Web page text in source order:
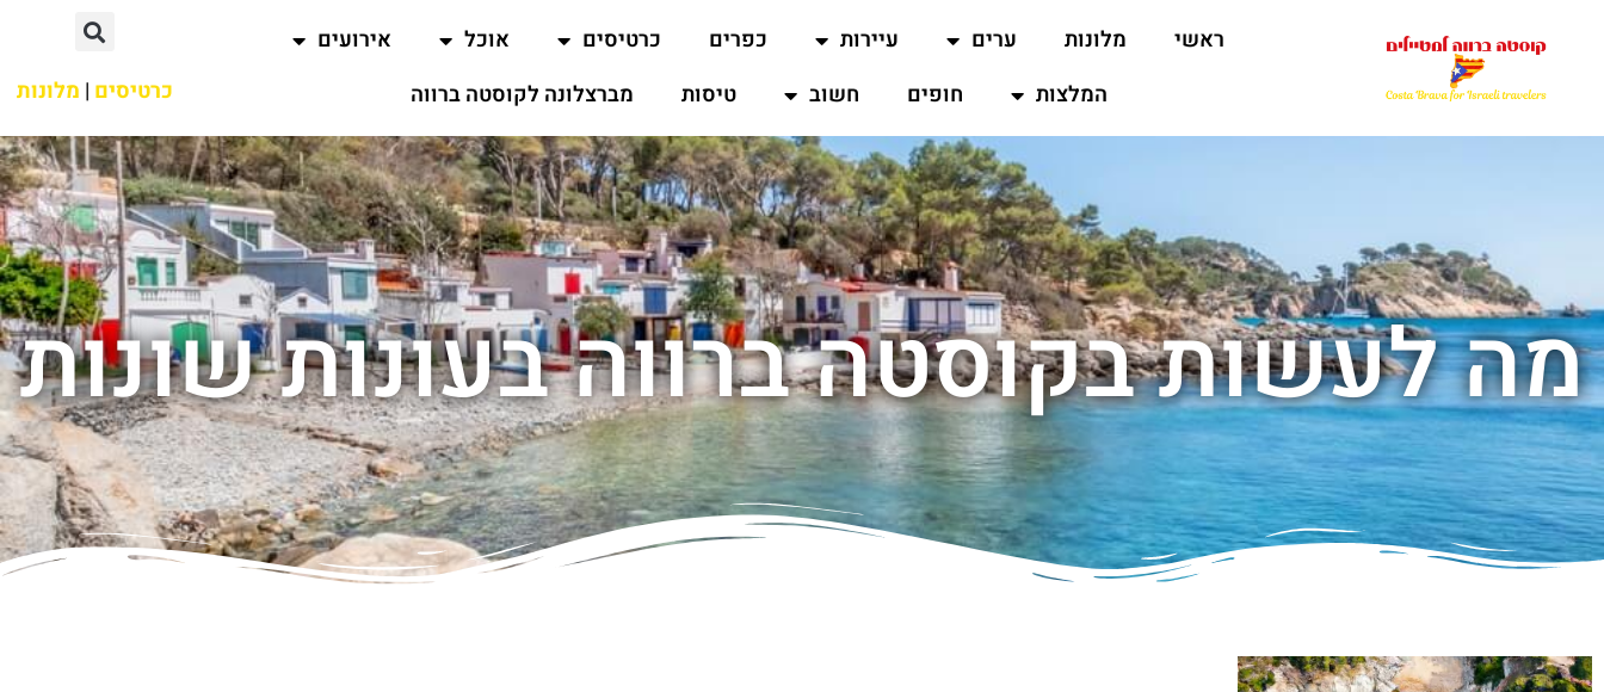
ראשי מלונות ערים עיירות כפרים כרטיסים אוכל
אירועים
המלצות
חופים חשוב טיסות מברצלונה לקוסטה ברווה כרטיסים | מלונות
מה לעשות בקוסטה ברווה בעונות שונות